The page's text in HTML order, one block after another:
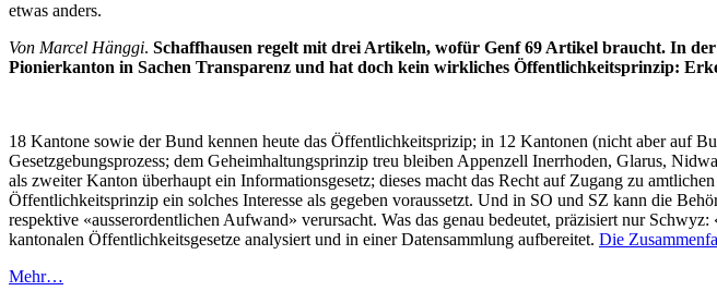
etwas anders.
Von Marcel Hänggi. Schaffhausen regelt mit drei Artikeln, wofür Genf 69 Artikel braucht. In
Pionierkanton in Sachen Transparenz und hat doch kein wirkliches Öffentlichkeitsprinzip:
18 Kantone sowie der Bund kennen heute das Öffentlichkeitsprizip; in 12 Kantonen (nicht aber auf
Gesetzgebungsprozess; dem Geheimhaltungsprinzip treu bleiben Appenzell Inerrhoden, Glarus,
als zweiter Kanton überhaupt ein Informationsgesetz; dieses macht das Recht auf Zugang zu
Öffentlichkeitsprinzip ein solches Interesse als gegeben voraussetzt. Und in SO und SZ kann die
respektive «ausserordentlichen Aufwand» verursacht. Was das genau bedeutet, präzisiert nur
kantonalen Öffentlichkeitsgesetze analysiert und in einer Datensammlung aufbereitet. Die
Mehr…